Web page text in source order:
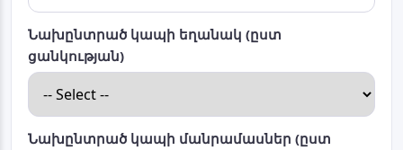
Նախընտրած կապի եղանակ (ըստ
ցանկության)
Նախընտրած կապի մանրամասներ (ըստ